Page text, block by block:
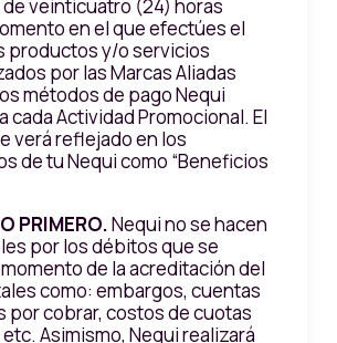
veinticuatro (24) horas
en el que efectúes el
productos y/o servicios
por las Marcas Aliadas
métodos de pago Nequi
cada Actividad Promocional. El
verá reflejado en los
de tu Nequi como “Beneficios
PRIMERO.Nequi no se hacen
por los débitos que se
de la acreditación del
como: embargos, cuentas
por cobrar, costos de cuotas
Asimismo, Nequi realizará